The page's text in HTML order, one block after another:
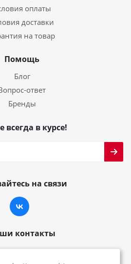
оплаты
доставки
на товар
Помощь
Блог
ответ
Бренды
всегда в курсе!
на связи
контакты